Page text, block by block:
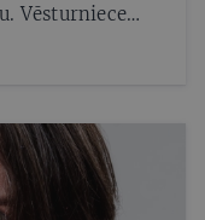
Vēsturniece
ir precizējusi,